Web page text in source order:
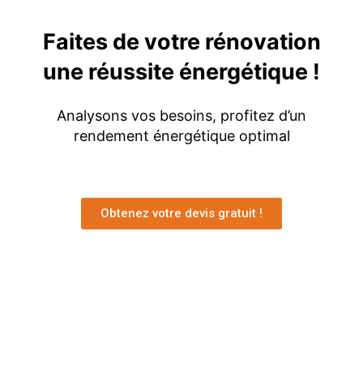
Faites de votre rénovation
une réussite énergétique !
Analysons vos besoins, profitez d’un
rendement énergétique optimal
Obtenez votre devis gratuit !